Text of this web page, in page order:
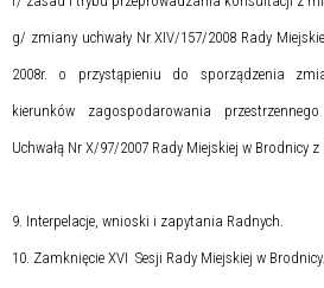
g/ zmiany uchwały Nr XIV/157/2008 Rady
2008r. o przystąpieniu do sporządzenia
kierunków zagospodarowania
Uchwałą Nr X/97/2007 Rady Miejskiej w Brodnicy
9. Interpelacje, wnioski i zapytania Radnych.
10. Zamknięcie XVI Sesji Rady Miejskiej w Brodnicy.